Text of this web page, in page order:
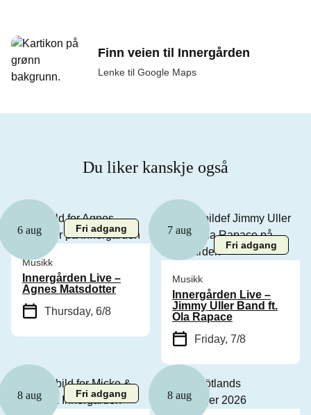
Finn veien til Innergården
Lenke til Google Maps
Du liker kanskje også
6 aug Fri adgang
Musikk
Innergården Live –
Agnes Matsdotter
Thursday, 6/8
7 aug
Fri adgang
Musikk
Innergården Live –
Jimmy Uller Band ft.
Ola Rapace
Friday, 7/8
8 aug Fri adgang 8 aug